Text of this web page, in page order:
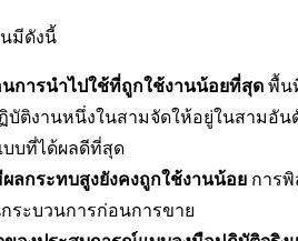
มีดังนี้
การนำไปใช้ที่ถูกใช้งานน้อยที่สุดพื้น
ติงานหนึ่งในสามจัดให้อยู่ในสามอั
บบที่ได้ผลดีที่สุด
กระทบสูงยังคงถูกใช้งานน้อย การ
ระบวนการก่อนการขาย